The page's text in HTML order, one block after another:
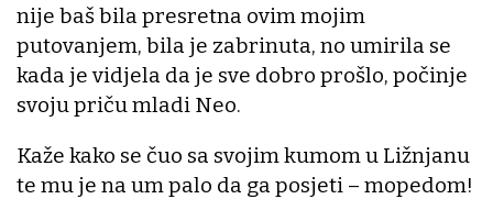
nije baš bila presretna ovim mojim
putovanjem, bila je zabrinuta, no umirila se
kada je vidjela da je sve dobro prošlo, počinje
svoju priču mladi Neo.
Kaže kako se čuo sa svojim kumom u Ližnjanu
te mu je na um palo da ga posjeti – mopedom!